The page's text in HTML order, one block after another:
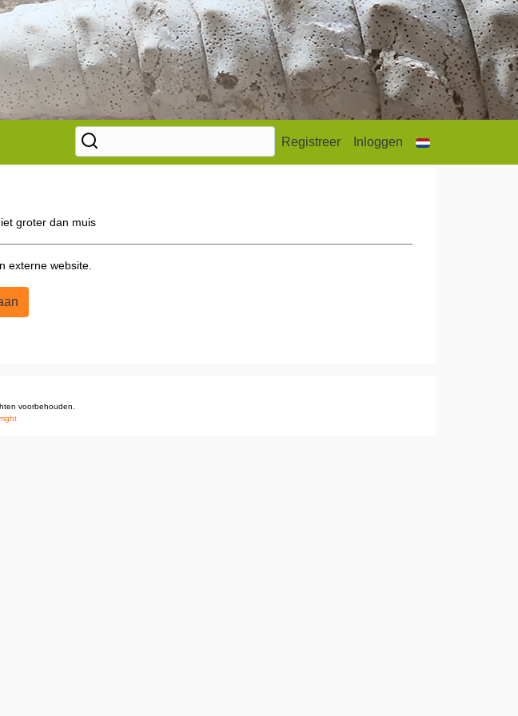
Registreer Inloggen
groter dan muis
externe website.
voorbehouden.